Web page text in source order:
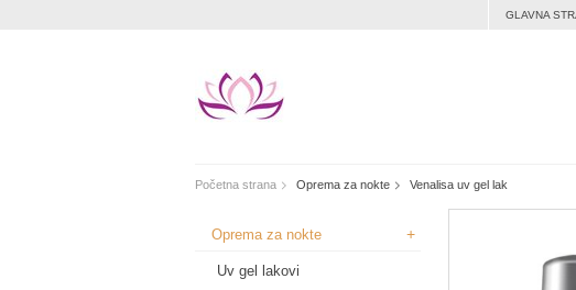
GLAVNA
Početna strana Oprema za nokte Venalisa uv gel lak
Oprema za nokte +
Uv gel lakovi